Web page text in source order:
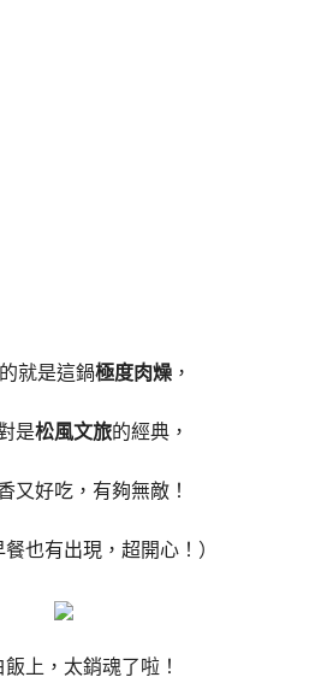
就是這鍋極度肉燥 ，
是松風文旅的經典，
又好吃，有夠無敵！
餐也有出現，超開心！）
飯上，太銷魂了啦！